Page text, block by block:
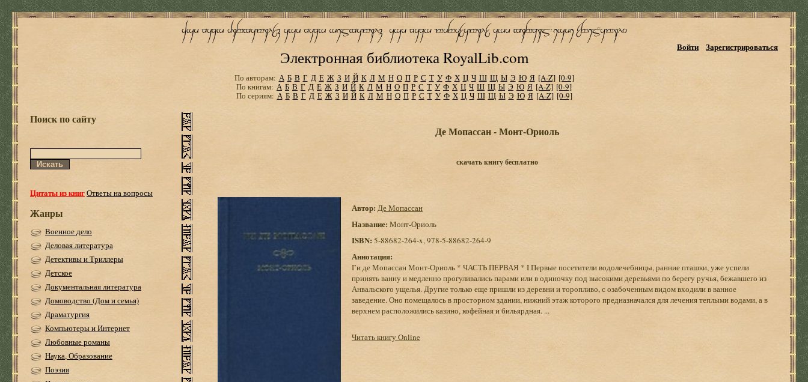
Электронная библиотека RoyalLib.com
Войти Зарегистрироваться
По авторам: А Б В Г Д Е Ж З И Й К Л М Н О П Р С Т У Ф Х Ц Ч Ш Щ Ы Э Ю Я [A-Z] [0-9]
По книгам: А Б В Г Д Е Ж З И Й К Л М Н О П Р С Т У Ф Х Ц Ч Ш Щ Ы Э Ю Я [A-Z] [0-9]
По сериям: А Б В Г Д Е Ж З И Й К Л М Н О П Р С Т У Ф Х Ц Ч Ш Щ Ы Э Ю Я [A-Z] [0-9]
Поиск по сайту
Цитаты из книгОтветы на вопросы
Жанры
Военное дело
Деловая литература
Детективы и Триллеры
Детское
Документальная литература
Домоводство (Дом и семья)
Драматургия
Компьютеры и Интернет
Любовные романы
Наука, Образование
Поэзия
Де Мопассан - Монт-Ориоль
скачать книгу бесплатно
Автор: Де Мопассан
Название: Монт-Ориоль
ISBN: 5-88682-264-x, 978-5-88682-264-9
Аннотация:
Ги де Мопассан Монт-Ориоль * ЧАСТЬ ПЕРВАЯ * I Первые посетители водолечебницы, ранние пташки, уже успели
принять ванну и медленно прогуливались парами или в одиночку под высокими деревьями по берегу ручья, бежавшего из
Анвальского ущелья. Другие только еще пришли из деревни и торопливо, с озабоченным видом входили в ванное
заведение. Оно помещалось в просторном здании, нижний этаж которого предназначался для лечения теплыми водами, а в
верхнем расположились казино, кофейная и бильярдная. ...
Читать книгу Online